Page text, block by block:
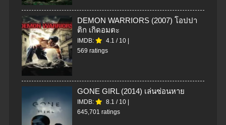
DEMON WARRIORS (2007) โอปปา
ติก เกิดอมตะ
IMDB: 4.1 / 10
569 ratings
GONE GIRL (2014) เล่นซ่อนหาย
IMDB: 8.1 / 10
645,701 ratings